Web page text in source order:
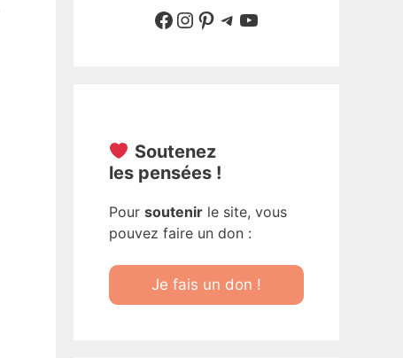
Suivre sur Facebook
Suivre sur Instagram
Pinterest
Sur Telegram
YouTube
Soutenez
les pensées !
Pour soutenir le site, vous
pouvez faire un don :
Je fais un don !